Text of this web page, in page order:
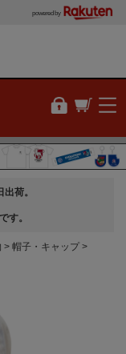
powered by
荷。
す。
帽子・キャップ